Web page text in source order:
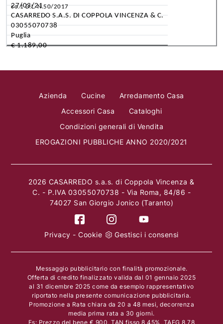
co.1 D.L. N.50/2017
27/03/21
CASARREDO S.A.S. DI COPPOLA VINCENZA & C.
03055070738
Puglia
€ 1.189,00
Azienda Cucine
Arredamento Casa
Accessori Casa
Cataloghi
Condizioni generali di Vendita
EROGAZIONI PUBBLICHE ANNO 2020/2021
2026 CASARREDO s.a.s. di Coppola Vincenza &
C. - P.IVA 03055070738 - Via Roma, 84/86 -
74027 San Giorgio Jonico (Taranto)
Privacy -Cookie Gestisci i consensi
Messaggio pubblicitario con finalità promozionale.
Offerta di credito finalizzato valida dal 01 gennaio 2025
al 31 dicembre 2025 come da esempio rappresentativo
riportato nella presente comunicazione pubblicitaria.
Promozione a Rata chiara da 20 a 48 mesi, decorrenza
media prima rata a 30 giorni.
Es: Prezzo del bene € 900, TAN fisso 8,45%, TAEG 8,78